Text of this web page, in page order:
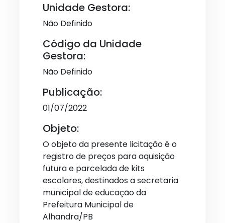
Unidade Gestora:
Não Definido
Código da Unidade
Gestora:
Não Definido
Publicação:
01/07/2022
Objeto:
O objeto da presente licitação é o
registro de preços para aquisição
futura e parcelada de kits
escolares, destinados a secretaria
municipal de educação da
Prefeitura Municipal de
Alhandra/PB